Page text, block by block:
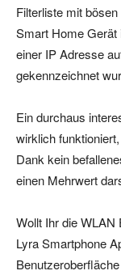
Filterliste mit
Smart Home Gerät
einer IP Adresse
gekennzeichnet
Ein durchaus
wirklich
Dank kein
einen Mehrwert
Wollt Ihr die WLAN
Lyra Smartphone